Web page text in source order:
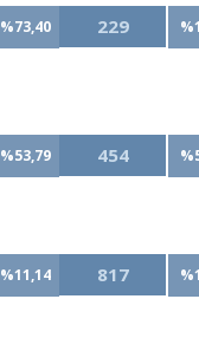
%73,40 229
%53,79 454
%11,14 817